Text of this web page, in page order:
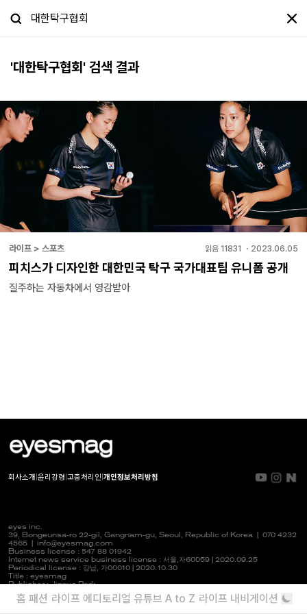
'대한탁구협회 ' 검색 결과
라이프 > 스포츠 읽음 11831 ・ 2023.06.05
피치스가 디자인한 대한민국 탁구 국가대표팀 유니폼 공개
질주하는 자동차에서 영감받아
회사소개 윤리강령 고충처리인 개인정보처리방침
eyes inc.
39, Bongeunsa-ro 22-gil, Gangnam-gu, Seoul, Republic of Korea | 070 4232
4565
info@eyesmag.com
Business license : 547 88 01942
Internet news service business license : 서울,자60059 | 2020.09.25
Periodical license : 강남, 가00010 | 2020.10.30
Title : eyesmag
Publisher : Jinpyo Park
News manager & Editorial officer : Youlim Heo
홈 패션 라이프 에디토리얼 유튜브 A to Z 라이프 내비게이션